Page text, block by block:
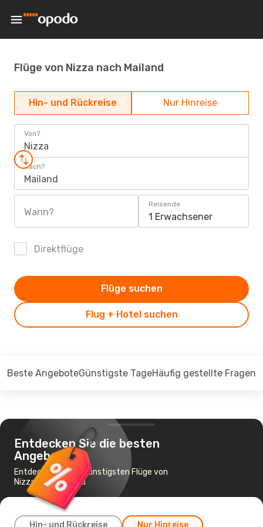
Flüge von Nizza nach Mailand
Hin- und Rückreise Nur Hinreise
Von?
Nizza
Nach?
Mailand
Wann?
Reisende
1 Erwachsener
Direktflüge
Flug + Hotel suchen
Flüge suchen
Beste AngeboteGünstigste TageHäufig gestellte Fragen
Entdecken Sie die besten
Angebote
Entdecken Sie die günstigsten Flüge von
Nizza nach Mailand
Hin- und Rückreise Nur Hinreise